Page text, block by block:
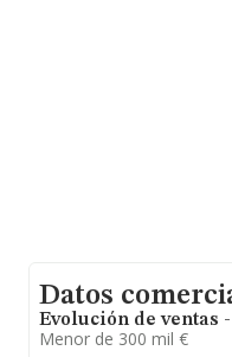
Datos
Evolución de ventas
Menor de 300 mil €